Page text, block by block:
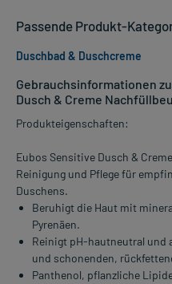
Gebrauchsinformationen
Dusch & Creme
Produkteigenschaften:
Eubos Sensitive Dusch & Creme
Reinigung und Pflege für
Duschens.
Beruhigt die Haut mit
Pyrenäen.
Reinigt pH-hautneutral und
und schonenden,
Panthenol, pflanzliche
Passende Produkt-
Duschbad & Duschcreme